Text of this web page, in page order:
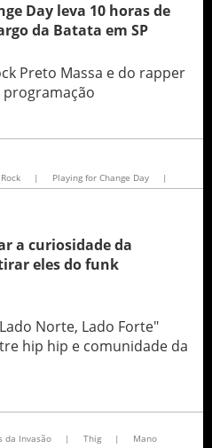
Day leva 10 horas de
da Batata em SP
Preto Massa e do rapper
programação
Rock | Playing for Change Day |
a curiosidade da
eles do funk
Norte, Lado Forte"
hip hip e comunidade da
da Invasão | Thig |
Mano